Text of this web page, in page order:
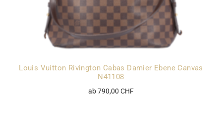
Louis Vuitton Rivington Cabas Damier Ebene Canvas
N41108
ab 790,00 CHF